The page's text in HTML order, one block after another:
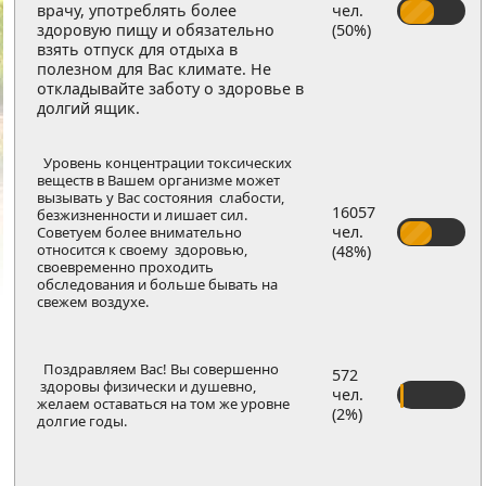
врачу, употреблять более
здоровую пищу и обязательно
взять отпуск для отдыха в
полезном для Вас климате. Не
откладывайте заботу о здоровье в
долгий ящик.
чел.
(50%)
Уровень концентрации токсических
веществ в Вашем организме может
вызывать у Вас состояния слабости,
безжизненности и лишает сил.
Советуем более внимательно
относится к своему здоровью,
своевременно проходить
обследования и больше бывать на
свежем воздухе.
16057
чел.
(48%)
Поздравляем Вас! Вы совершенно
здоровы физически и душевно,
желаем оставаться на том же уровне
долгие годы.
572
чел.
(2%)